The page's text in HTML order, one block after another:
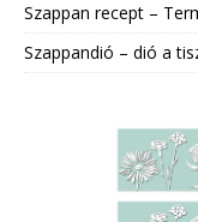
Szappan recept –
Szappandió – dió a